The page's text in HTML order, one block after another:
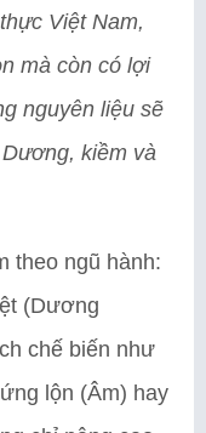
Việt Nam,
mà còn có lợi
nguyên liệu sẽ
kiềm và
theo ngũ hành:
(Dương
chế biến như
lộn (Âm) hay